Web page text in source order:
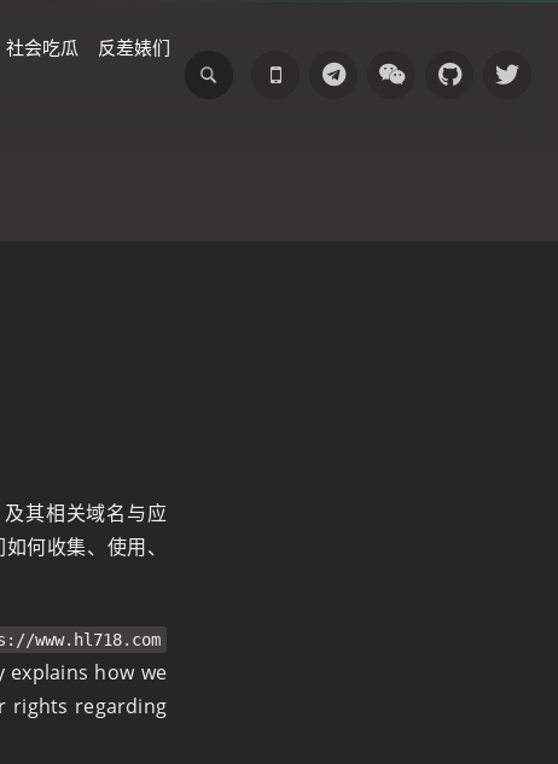
社会吃瓜 反差婊们
及其相关域名与应
何收集、使用、
www.hl718.com
explains how we
rights regarding